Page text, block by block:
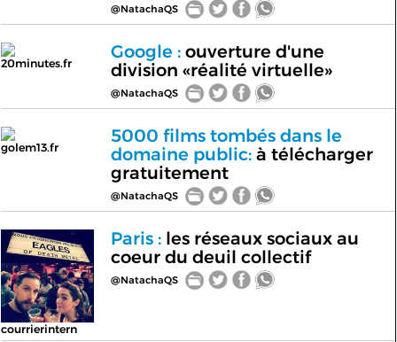
@NatachaQS
20minutes.fr
Google :ouverture d'une
division «réalité virtuelle»
@NatachaQS
golem13.fr
5000 films tombés dans le
domaine public:à télécharger
gratuitement
@NatachaQS
courrierintern
Paris :les réseaux sociaux au
coeur du deuil collectif
@NatachaQS